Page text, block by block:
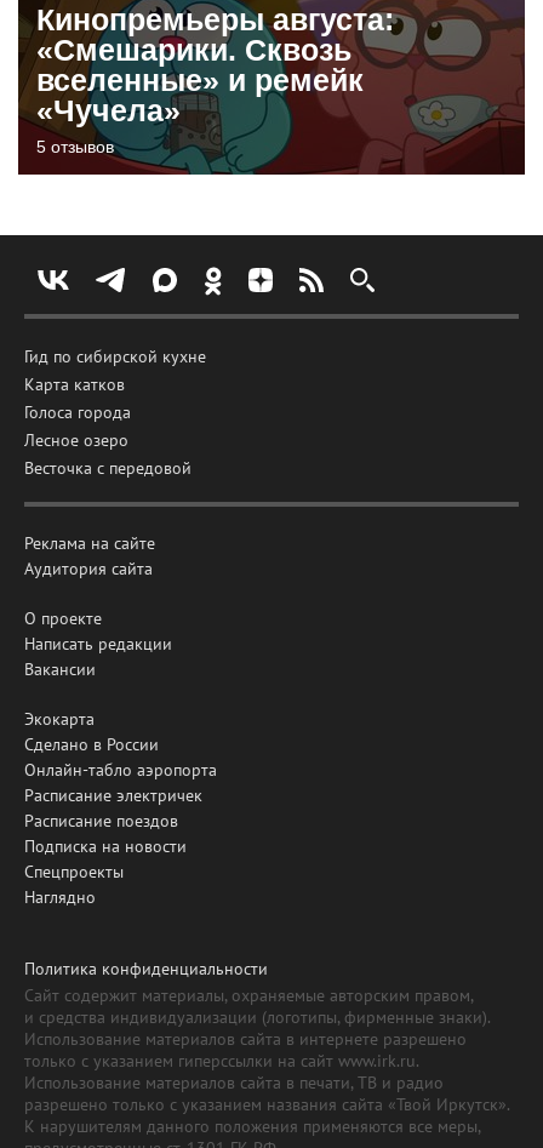
Кинопремьеры августа:
«Смешарики. Сквозь
вселенные» и ремейк
«Чучела»
5 отзывов
Гид по сибирской кухне
Карта катков
Голоса города
Лесное озеро
Весточка с передовой
Реклама на сайте
Аудитория сайта
О проекте
Написать редакции
Вакансии
Экокарта
Сделано в России
Онлайн-табло аэропорта
Расписание электричек
Расписание поездов
Подписка на новости
Спецпроекты
Наглядно
Политика конфиденциальности
Сайт содержит материалы, охраняемые авторским правом,
и средства индивидуализации (логотипы, фирменные знаки).
Использование материалов сайта в интернете разрешено
только с указанием гиперссылки на сайт www.irk.ru.
Использование материалов сайта в печати, ТВ и радио
разрешено только с указанием названия сайта «Твой Иркутск».
К нарушителям данного положения применяются все меры,